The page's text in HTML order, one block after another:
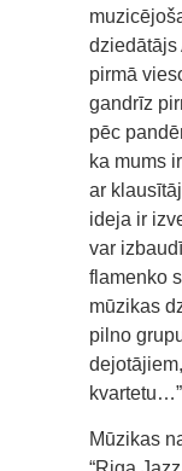
dziedātājs
pirmā
gandrīz
pēc
ka mums
ar
ideja ir
var
flamenko
mūzikas
pilno
kvartetu…”
Mūzikas